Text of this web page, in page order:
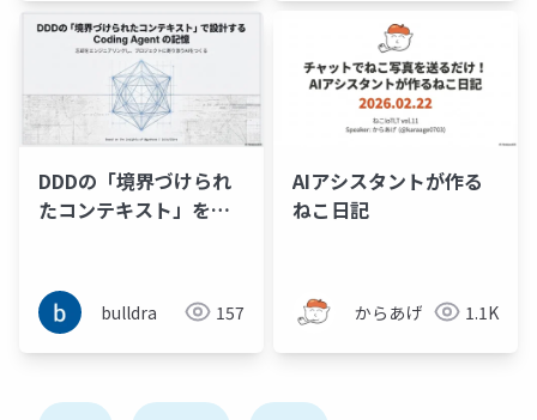
DDDの「境界づけられ
たコンテキスト」をヒ
Agent の記憶と忘却を
コンテキストンジニア
リングする
bulldra 157
AIアシスタントが作る
ねこ日記
からあげ 1.1K